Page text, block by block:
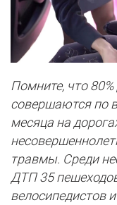
Помните, что
совершаются по
месяца на
травмы. Среди
ДТП 35
велосипедистов